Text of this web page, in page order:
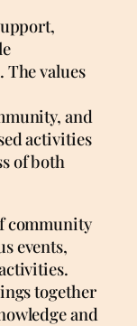
The values
and
activities
of both
community
events,
together
and